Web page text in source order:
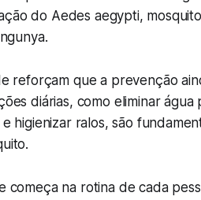
do Aedes aegypti,
reforçam que a prevenção
diárias, como eliminar
e higienizar ralos, são
começa na rotina de cada